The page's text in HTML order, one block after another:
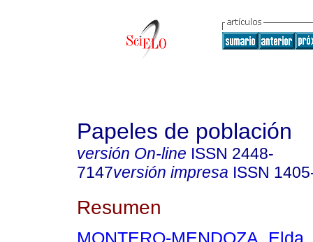
Papeles de población
versión On-line ISSN 2448-
7147versión impresa ISSN
Resumen
MONTERO-MENDOZA, Elda.